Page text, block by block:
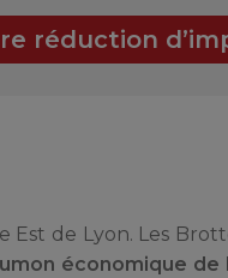
réduction
Est de Lyon. Les
économique de